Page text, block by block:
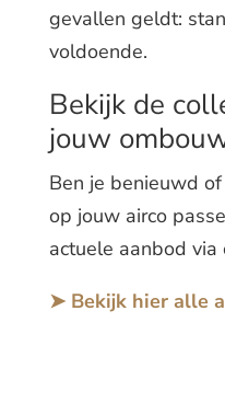
gevallen geldt:
voldoende.
Bekijk de
jouw
Ben je benieuwd
op jouw airco
actuele aanbod
➤ Bekijk hier alle